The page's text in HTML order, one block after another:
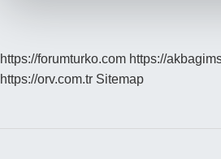
https://forumturko.com https://
https://orv.com.tr Sitemap